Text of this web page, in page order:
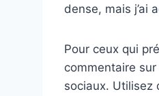
dense, mais j’ai
Pour ceux qui
commentaire
sociaux. Utilisez